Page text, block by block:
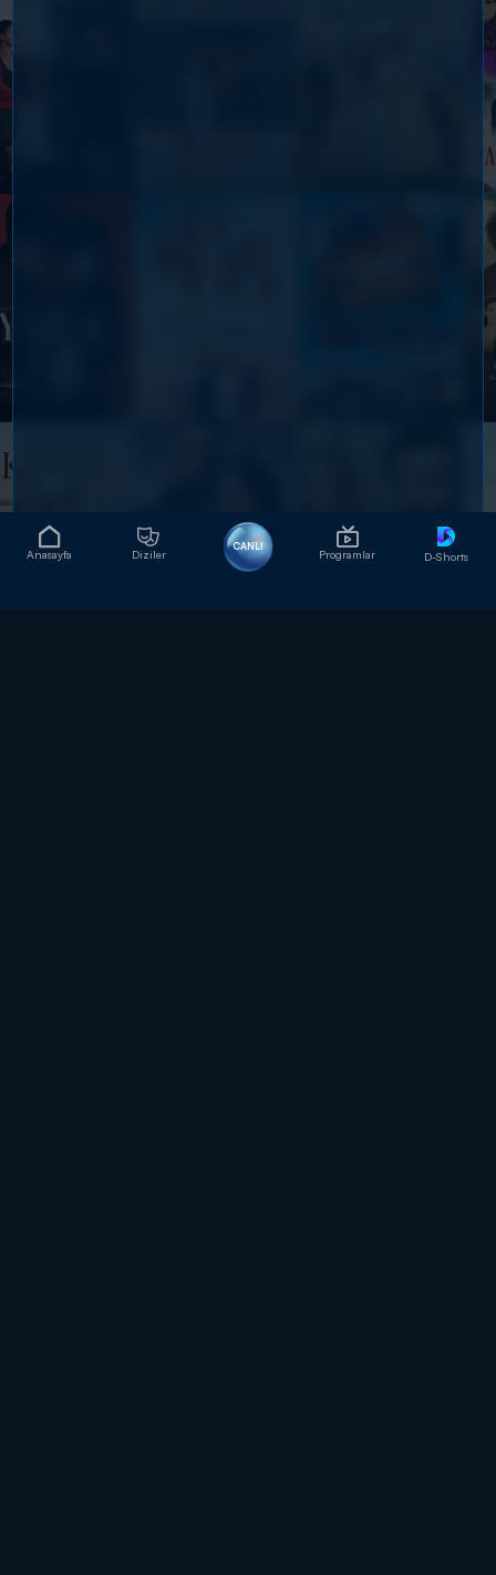
Anasayfa Diziler
CANLI
Programlar D-Shorts